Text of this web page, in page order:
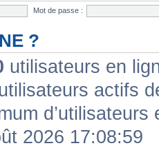
Mot de passe :
?
utilisateurs en
actifs
2026 17:08:59